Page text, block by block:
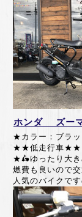
ホンダ ズー
★カラー：ブラ
★★低走行車★★
★🛵ゆったり大
燃費も良いので
人気のバイクで